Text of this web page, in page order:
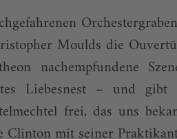
Moulds die
nachempfundene
Liebesnest – und
frei, das uns
Clinton mit seiner